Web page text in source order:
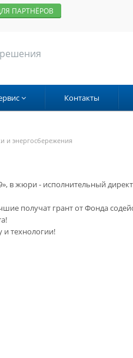
ПАРТНЁРОВ
Контакты
и энергосбережения
в жюри - исполнительный
получат грант от Фонда
и технологии!